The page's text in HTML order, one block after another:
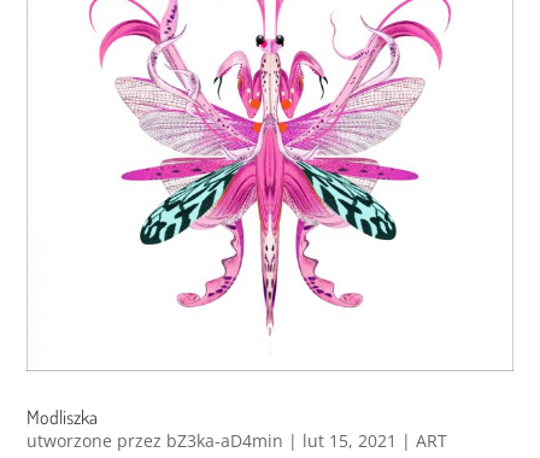
Modliszka
utworzone przez bZ3ka-aD4min | lut 15, 2021 |ART